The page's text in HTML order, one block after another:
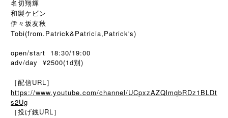
名切翔輝
和製ケビン
伊々坂友秋
Tobi(from.Patrick&Patricia,Patrick's)
open/start 18:30/19:00
adv/day ¥2500(1d別)
［配信URL］
https://www.youtube.com/channel/UCpxzAZQlmqbRDz1BLDt
s2Ug
［投げ銭URL］